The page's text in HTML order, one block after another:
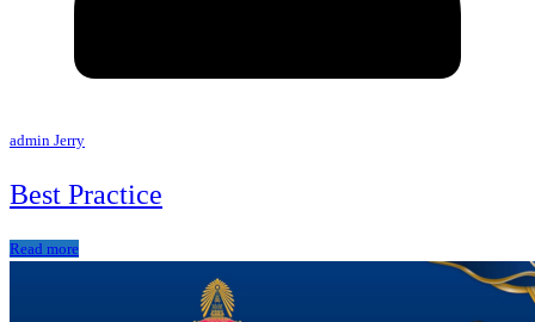
admin Jerry
Best Practice
Read more